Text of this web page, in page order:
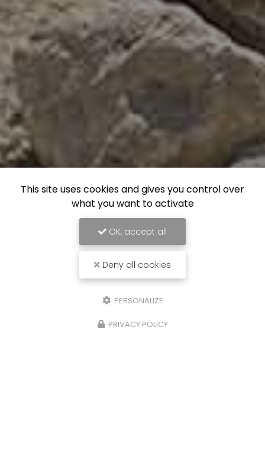
This site uses cookies and gives you control over
what you want to activate
OK, accept all
Deny all cookies
PERSONALIZE
PRIVACY POLICY